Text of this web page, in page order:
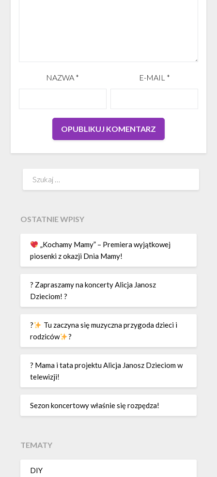
NAZWA * E-MAIL *
OSTATNIE WPISY
„Kochamy Mamy” – Premiera wyjątkowej
piosenki z okazji Dnia Mamy!
? Zapraszamy na koncerty Alicja Janosz
Dzieciom! ?
?
Tu zaczyna się muzyczna przygoda dzieci i
rodziców
?
? Mama i tata projektu Alicja Janosz Dzieciom w
telewizji!
Sezon koncertowy właśnie się rozpędza!
TEMATY
DIY